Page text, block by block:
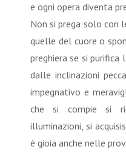
e ogni opera diventa
Non si prega solo con
quelle del cuore o
preghiera se si purifica
dalle inclinazioni
impegnativo e
che si compie si
illuminazioni, si
è gioia anche nelle